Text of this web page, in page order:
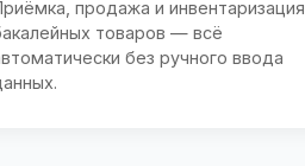
продажа и инвентаризация
товаров — всё
без ручного ввода